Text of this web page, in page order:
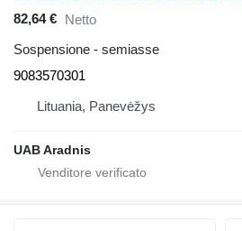
82,64 € Netto
Sospensione - semiasse
9083570301
Lituania, Panevėžys
UAB Aradnis